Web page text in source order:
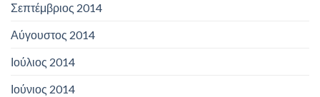
Σεπτέμβριος 2014
Αύγουστος 2014
Ιούλιος 2014
Ιούνιος 2014